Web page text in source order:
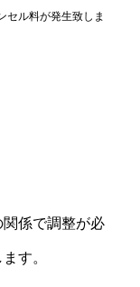
セル料が発生致しま
係で調整が必
す。